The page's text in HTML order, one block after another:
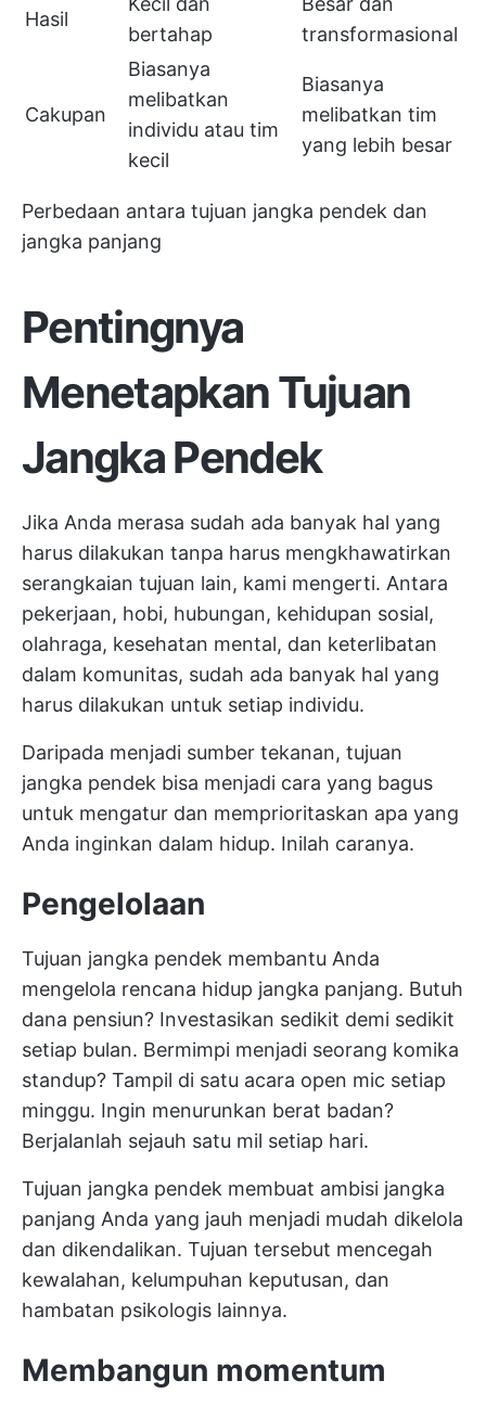
Hasil
bertahap
transformasional
Cakupan
Biasanya
melibatkan
individu atau tim
kecil
Biasanya
melibatkan tim
yang lebih besar
Perbedaan antara tujuan jangka pendek dan
jangka panjang
Pentingnya
Menetapkan Tujuan
Jangka Pendek
Jika Anda merasa sudah ada banyak hal yang
harus dilakukan tanpa harus mengkhawatirkan
serangkaian tujuan lain, kami mengerti. Antara
pekerjaan, hobi, hubungan, kehidupan sosial,
olahraga, kesehatan mental, dan keterlibatan
dalam komunitas, sudah ada banyak hal yang
harus dilakukan untuk setiap individu.
Daripada menjadi sumber tekanan, tujuan
jangka pendek bisa menjadi cara yang bagus
untuk mengatur dan memprioritaskan apa yang
Anda inginkan dalam hidup. Inilah caranya.
Pengelolaan
Tujuan jangka pendek membantu Anda
mengelola rencana hidup jangka panjang. Butuh
dana pensiun? Investasikan sedikit demi sedikit
setiap bulan. Bermimpi menjadi seorang komika
standup? Tampil di satu acara open mic setiap
minggu. Ingin menurunkan berat badan?
Berjalanlah sejauh satu mil setiap hari.
Tujuan jangka pendek membuat ambisi jangka
panjang Anda yang jauh menjadi mudah dikelola
dan dikendalikan. Tujuan tersebut mencegah
kewalahan, kelumpuhan keputusan, dan
hambatan psikologis lainnya.
Membangun momentum